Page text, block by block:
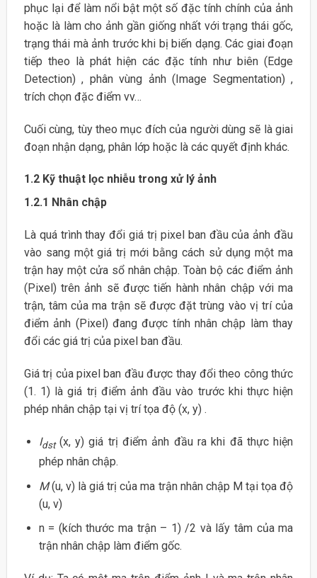
phục lại để làm nổi bật một số đặc tính chính của ảnh
hoặc là làm cho ảnh gần giống nhất với trạng thái gốc,
trạng thái mà ảnh trước khi bị biến dạng. Các giai đoạn
tiếp theo là phát hiện các đặc tính như biên (Edge
Detection) , phân vùng ảnh (Image Segmentation) ,
trích chọn đặc điểm vv…
Cuối cùng, tùy theo mục đích của người dùng sẽ là giai
đoạn nhận dạng, phân lớp hoặc là các quyết định khác.
1.2 Kỹ thuật lọc nhiễu trong xử lý ảnh
1.2.1 Nhân chập
Là quá trình thay đổi giá trị pixel ban đầu của ảnh đầu
vào sang một giá trị mới bằng cách sử dụng một ma
trận hay một cửa sổ nhân chập. Toàn bộ các điểm ảnh
(Pixel) trên ảnh sẽ được tiến hành nhân chập với ma
trận, tâm của ma trận sẽ được đặt trùng vào vị trí của
điểm ảnh (Pixel) đang được tính nhân chập làm thay
đổi các giá trị của pixel ban đầu.
Giá trị của pixel ban đầu được thay đổi theo công thức
(1. 1) là giá trị điểm ảnh đầu vào trước khi thực hiện
phép nhân chập tại vị trí tọa độ (x, y) .
Idst(x, y) giá trị điểm ảnh đầu ra khi đã thực hiện
phép nhân chập.
M(u, v) là giá trị của ma trận nhân chập M tại tọa độ
(u, v)
n = (kích thước ma trận – 1) /2 và lấy tâm của ma
trận nhân chập làm điểm gốc.